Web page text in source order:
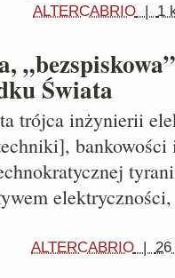
ALTERCABRIO | 1
Świata
trójca inżynierii
bankowości
ALTERCABRIO | 26